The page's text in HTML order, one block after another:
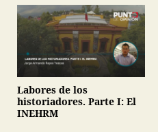
Labores de los
historiadores. Parte I: El
INEHRM